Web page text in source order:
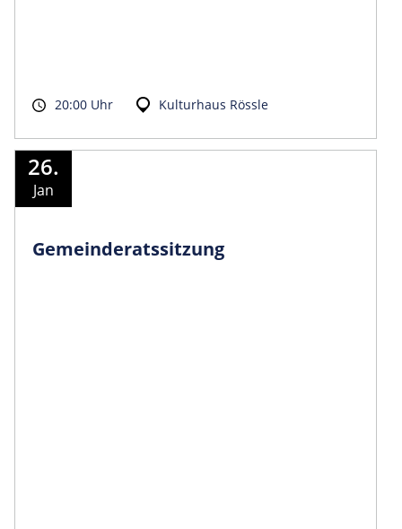
20:00 Uhr Kulturhaus Rössle
26.
Jan
Gemeinder­atssitzung